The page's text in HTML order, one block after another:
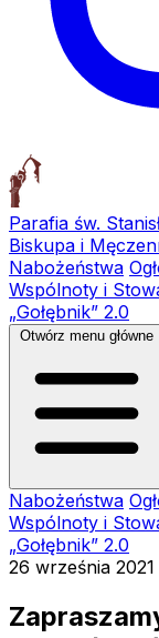
Parafia św.
Biskupa i
Nabożeństwa
Wspólnoty i
„Gołębnik” 2.0
Otwórz menu główne
Nabożeństwa
Wspólnoty i
„Gołębnik” 2.0
26 września 2021